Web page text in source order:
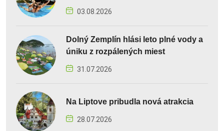
03.08.2026
Dolný Zemplín hlási leto plné vody a
úniku z rozpálených miest
31.07.2026
Na Liptove pribudla nová atrakcia
28.07.2026